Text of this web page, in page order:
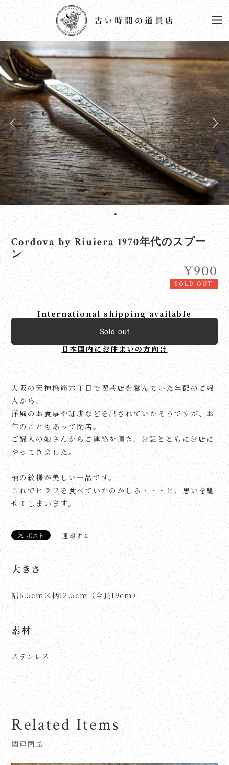
Cordova by Riuiera 1970年代のスプー
ン
¥900
SOLD OUT
International shipping available
Sold out
日本国内にお住まいの方向け
大阪の天神橋筋六丁目で喫茶店を営んでいた年配のご婦
人から。
洋風のお食事や珈琲などを出されていたそうですが、お
年のこともあって閉店。
ご婦人の娘さんからご連絡を頂き、お話とともにお店に
やってきました。
柄の紋様が美しい一品です。
これでピラフを食べていたのかしら・・・と、思いを馳
せてしまいます。
通報する
大きさ
幅6.5cm×柄12.5cm（全長19cm）
素材
ステンレス
Related Items
関連商品